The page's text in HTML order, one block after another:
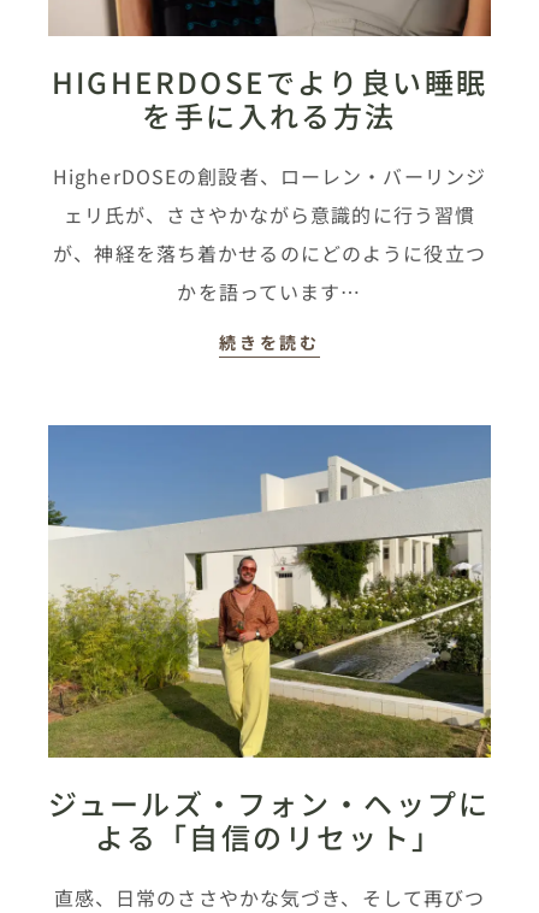
HIGHERDOSEでより良い睡眠
を手に入れる方法
HigherDOSEの創設者、ローレン・バーリンジ
ェリ氏が、ささやかながら意識的に行う習慣
が、神経を落ち着かせるのにどのように役立つ
かを語っています…
続きを読む
ジュールズ・フォン・ヘップに
よる「自信のリセット」
直感、日常のささやかな気づき、そして再びつ